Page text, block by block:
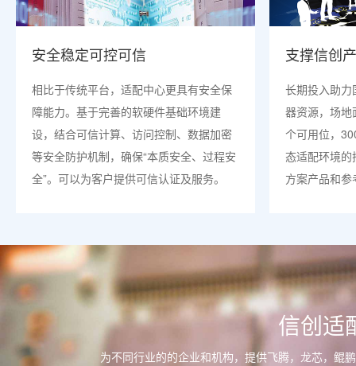
安全稳定可控可信
相比于传统平台，适配中心更具有安全保
障能力。基于完善的软硬件基础环境建
设，结合可信计算、访问控制、数据加密
等安全防护机制，确保“本质安全、过程安
全”。可以为客户提供可信认证及服务。
支撑信创
长期投入助
器资源，场
个可用位，
态适配环境
方案产品和参
信创适
为不同行业的的企业和机构，提供飞腾，龙芯，鲲